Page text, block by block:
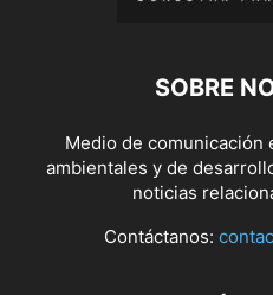
SOBRE
Medio de comunicación
ambientales y de
noticias
Contáctanos: